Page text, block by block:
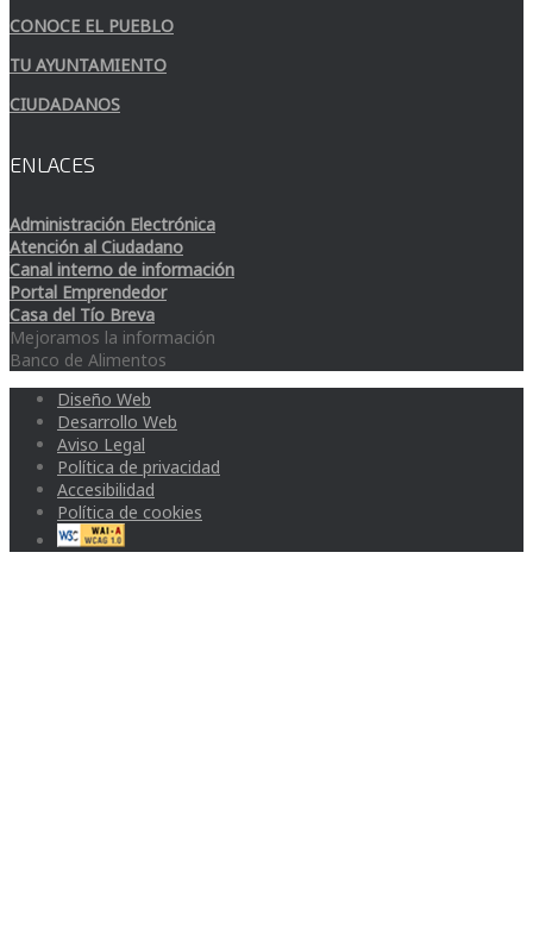
CONOCE EL PUEBLO
TU AYUNTAMIENTO
CIUDADANOS
ENLACES
Administración Electrónica
Atención al Ciudadano
Canal interno de información
Portal Emprendedor
Casa del Tío Breva
Mejoramos la información
Banco de Alimentos
Diseño Web
Desarrollo Web
Aviso Legal
Política de privacidad
Accesibilidad
Política de cookies